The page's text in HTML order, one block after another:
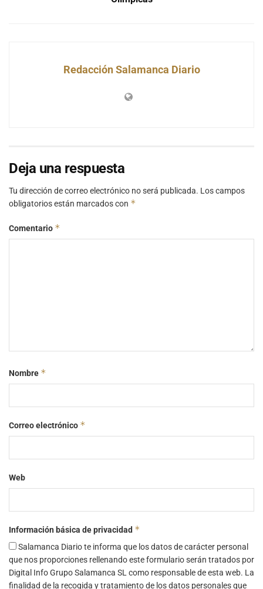
Redacción Salamanca Diario
Deja una respuesta
Tu dirección de correo electrónico no será publicada. Los campos
obligatorios están marcados con *
Comentario *
Nombre *
Correo electrónico *
Web
Información básica de privacidad *
Salamanca Diario te informa que los datos de carácter personal
que nos proporciones rellenando este formulario serán tratados por
Digital Info Grupo Salamanca SL como responsable de esta web. La
finalidad de la recogida y tratamiento de los datos personales que